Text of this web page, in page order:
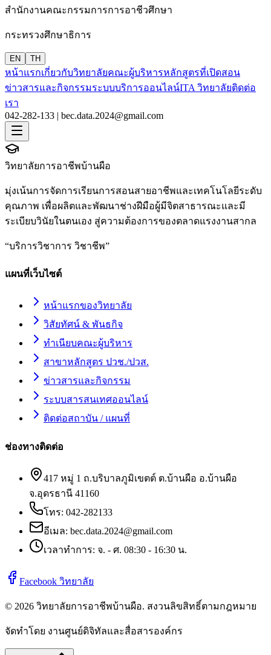
สำนักงานคณะกรรมการการอาชีวศึกษา
กระทรวงศึกษาธิการ
EN TH
หน้าแรกเกี่ยวกับวิทยาลัยคณะผู้บริหารหลักสูตรที่เปิดสอน
ข่าวสารและกิจกรรมระบบบริการออนไลน์ITA วิทยาลัยติดต่อ
เรา
042-282-133 | bec.data.2024@gmail.com
วิทยาลัยการอาชีพบ้านผือ
มุ่งเน้นการจัดการเรียนการสอนสายอาชีพและเทคโนโลยีระดับ
คุณภาพ เพื่อผลิตและพัฒนาช่างฝีมือผู้มีจิตสาธารณะและมี
ระเบียบวินัยในตนเอง สู่ความต้องการของตลาดแรงงานสากล
“บริการวิชาการ วิชาชีพ”
แผนที่เว็บไซต์
หน้าแรกของวิทยาลัย
วิสัยทัศน์ & พันธกิจ
ทำเนียบคณะผู้บริหาร
สาขาหลักสูตร ปวช./ปวส.
ข่าวสารและกิจกรรม
ระบบสารสนเทศออนไลน์
ติดต่อสถาบัน / แผนที่
ช่องทางติดต่อ
417 หมู่ 1 ถ.บริบาลภูมิเขตต์ ต.บ้านผือ อ.บ้านผือ
จ.อุดรธานี 41160
โทร: 042-282133
อีเมล: bec.data.2024@gmail.com
เวลาทำการ: จ. - ศ. 08:30 - 16:30 น.
Facebook วิทยาลัย
© 2026 วิทยาลัยการอาชีพบ้านผือ. สงวนลิขสิทธิ์ตามกฎหมาย
จัดทำโดย งานศูนย์ดิจิทัลและสื่อสารองค์กร